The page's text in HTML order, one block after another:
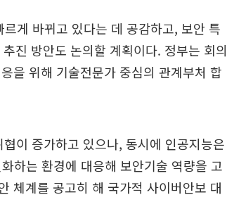
게 바뀌고 있다는 데 공감하고, 보안 특
진 방안도 논의할 계획이다. 정부는 회의
을 위해 기술전문가 중심의 관계부처 합
이 증가하고 있으나, 동시에 인공지능은
하는 환경에 대응해 보안기술 역량을 고
체계를 공고히 해 국가적 사이버안보 대